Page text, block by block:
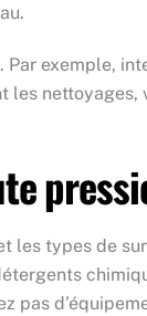
exemple,
nettoyages,
les types de
pas